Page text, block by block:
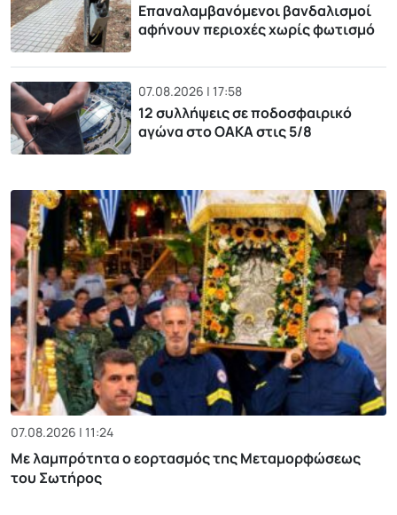
Επαναλαμβανόμενοι βανδαλισμοί
αφήνουν περιοχές χωρίς φωτισμό
07.08.2026 | 17:58
12 συλλήψεις σε ποδοσφαιρικό
αγώνα στο ΟΑΚΑ στις 5/8
07.08.2026 | 11:24
Με λαμπρότητα ο εορτασμός της Μεταμορφώσεως
του Σωτήρος